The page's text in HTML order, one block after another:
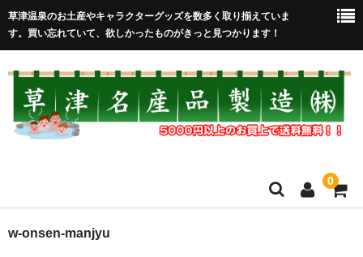
草津温泉のお土産やキャラクターグッズを数多く取り揃えていま
す。買い忘れていて、欲しかったものがきっと見つかります！
0
HOME
w-onsen-manjyu